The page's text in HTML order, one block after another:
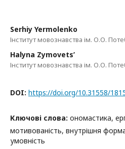
Serhiy Yermolenko
Інститут мовознавства ім. О.О.
Halyna Zymovets’
Інститут мовознавства ім. О.О.
DOI: https://doi.org/10.31558/
Ключові слова: ономастика,
мотивованість, внутрішня
умовність